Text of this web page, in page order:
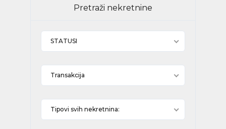
Pretraži nekretnine
STATUSI
Transakcija
Tipovi svih nekretnina: